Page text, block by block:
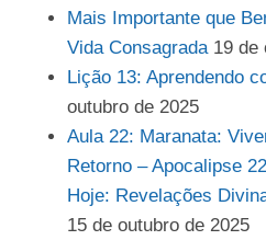
Mais Importante que
Vida Consagrada 19 de
Lição 13: Aprendendo
outubro de 2025
Aula 22: Maranata:
Retorno – Apocalipse
Hoje: Revelações
15 de outubro de 2025